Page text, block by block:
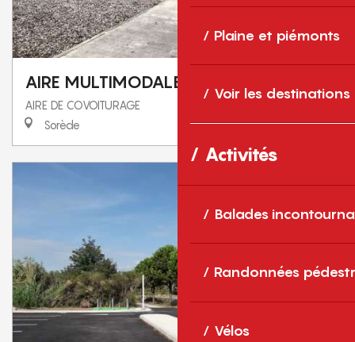
Plaine et piémonts
Voir les destinations
Activités
Balades
Randonnées
Vélos
AIRE MULTIMODALE DES ALBERES
AIRE DE COVOITURAGE
Sorède